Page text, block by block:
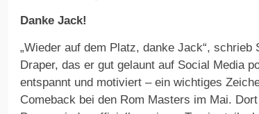
Danke Jack!
„Wieder auf dem Platz, danke Jack“,
Draper, das er gut gelaunt auf Social Media
entspannt und motiviert – ein wichtiges
Comeback bei den Rom Masters im Mai.